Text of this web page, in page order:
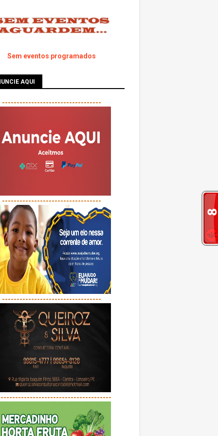
Sem eventos programados
AQUI
----------------------------------
----------------------------------
----------------------------------